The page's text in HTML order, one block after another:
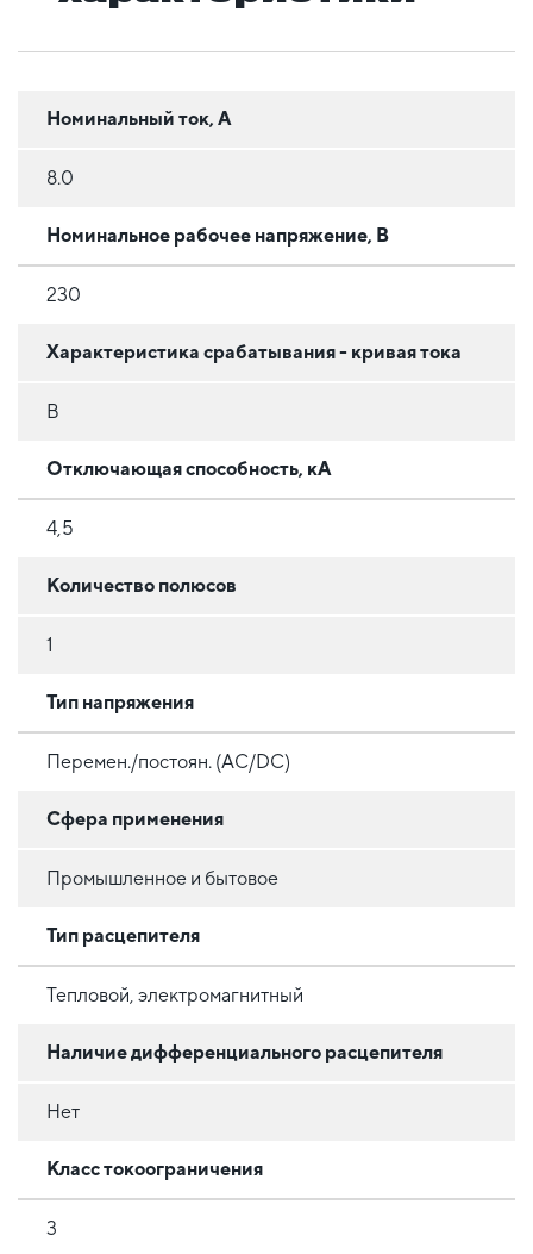
Номинальный ток, А
8.0
Номинальное рабочее напряжение, В
230
Характеристика срабатывания - кривая тока
B
Отключающая способность, кА
4,5
Количество полюсов
1
Тип напряжения
Перемен./постоян. (AC/DC)
Сфера применения
Промышленное и бытовое
Тип расцепителя
Тепловой, электромагнитный
Наличие дифференциального расцепителя
Нет
Класс токоограничения
3